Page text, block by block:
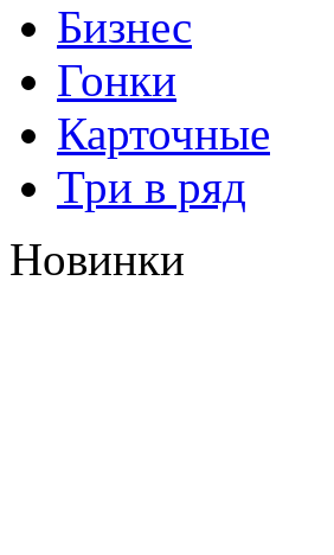
Бизнес
Гонки
Карточные
Три в ряд
Новинки